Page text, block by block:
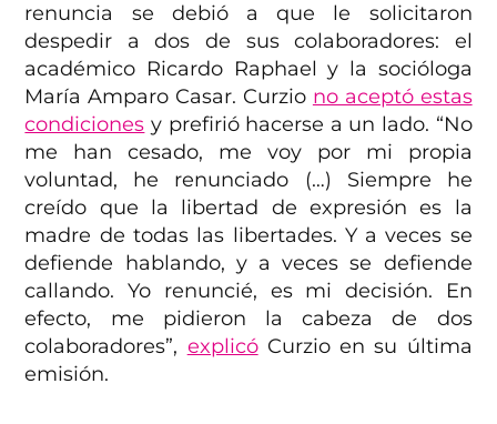
renuncia se debió a que le solicitaron
despedir a dos de sus colaboradores: el
académico Ricardo Raphael y la socióloga
María Amparo Casar. Curzio no aceptó estas
condiciones y prefirió hacerse a un lado. “No
me han cesado, me voy por mi propia
voluntad, he renunciado (…) Siempre he
creído que la libertad de expresión es la
madre de todas las libertades. Y a veces se
defiende hablando, y a veces se defiende
callando. Yo renuncié, es mi decisión. En
efecto, me pidieron la cabeza de dos
colaboradores”, explicóCurzio en su última
emisión.